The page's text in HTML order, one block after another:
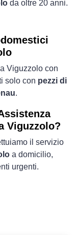
da oltre 20 anni.
Viguzzolo con
solo con pezzi di
.
Viguzzolo?
il servizio
a domicilio,
urgenti.